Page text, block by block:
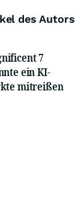
des Autors
7
ein KI-
mitreißen